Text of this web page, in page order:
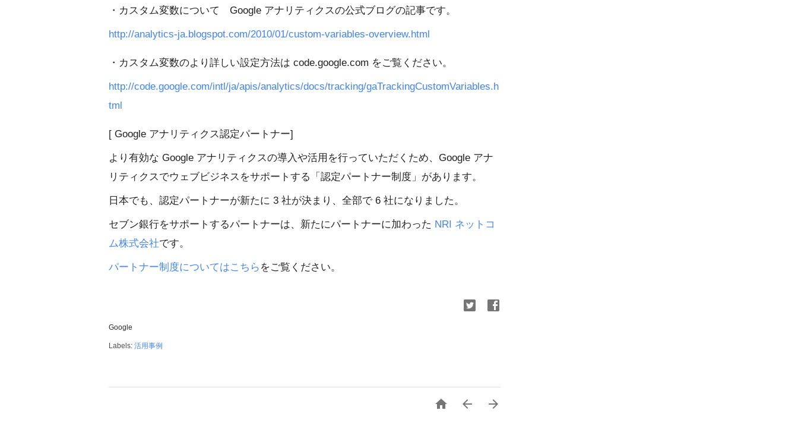
・カスタム変数について Google アナリティクスの公式ブログの記事です。
http://analytics-ja.blogspot.com/2010/01/custom-variables-overview.html
・カスタム変数のより詳しい設定方法は code.google.com をご覧ください。
http://code.google.com/intl/ja/apis/analytics/docs/tracking/gaTrackingCustomVariables.h
tml
[ Google アナリティクス認定パートナー]
より有効な Google アナリティクスの導入や活用を行っていただくため、Google アナ
リティクスでウェブビジネスをサポートする「認定パートナー制度」があります。
日本でも、認定パートナーが新たに 3 社が決まり、全部で 6 社になりました。
セブン銀行をサポートするパートナーは、新たにパートナーに加わった NRI ネットコ
ム株式会社です。
パートナー制度についてはこちら をご覧ください。
Google
Labels: 活用事例
  